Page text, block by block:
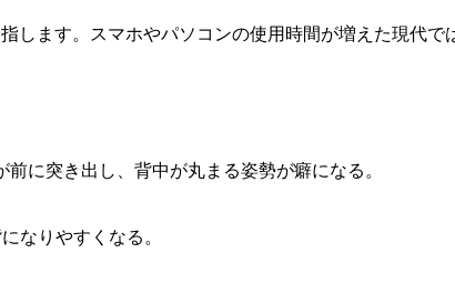
します。スマホやパソコンの使用時間が増えた現代
に突き出し、背中が丸まる姿勢が癖になる。
なりやすくなる。